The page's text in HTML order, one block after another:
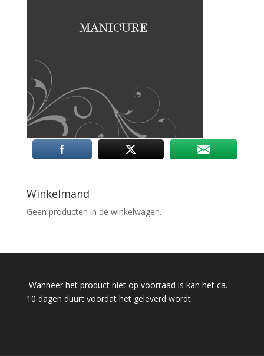
Winkelmand
Geen producten in de winkelwagen.
Wanneer het product niet op voorraad is kan het ca.
10 dagen duurt voordat het geleverd wordt.